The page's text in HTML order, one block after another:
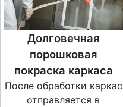
Долговечная
порошковая
покраска каркаса
После обработки каркас
отправляется в